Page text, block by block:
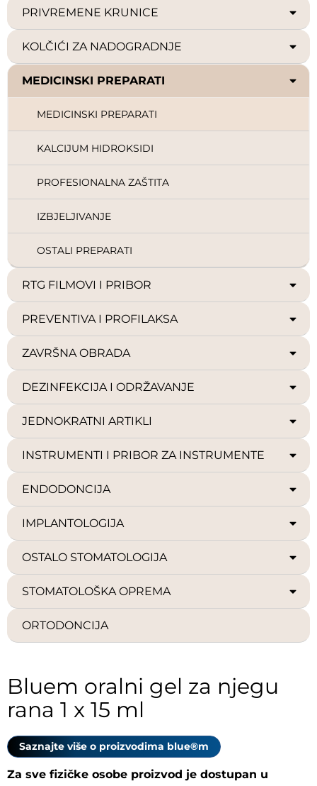
PRIVREMENE KRUNICE
KOLČIĆI ZA NADOGRADNJE
MEDICINSKI PREPARATI
MEDICINSKI PREPARATI
KALCIJUM HIDROKSIDI
PROFESIONALNA ZAŠTITA
IZBJELJIVANJE
OSTALI PREPARATI
RTG FILMOVI I PRIBOR
PREVENTIVA I PROFILAKSA
ZAVRŠNA OBRADA
DEZINFEKCIJA I ODRŽAVANJE
JEDNOKRATNI ARTIKLI
INSTRUMENTI I PRIBOR ZA INSTRUMENTE
ENDODONCIJA
IMPLANTOLOGIJA
OSTALO STOMATOLOGIJA
STOMATOLOŠKA OPREMA
ORTODONCIJA
Bluem oralni gel za njegu
rana 1 x 15 ml
Saznajte više o proizvodima blue®m
Za sve fizičke osobe proizvod je dostupan u